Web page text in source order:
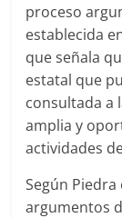
proceso
establecida
que señala
estatal que
consultada a
amplia y
actividades
Según
argumentos